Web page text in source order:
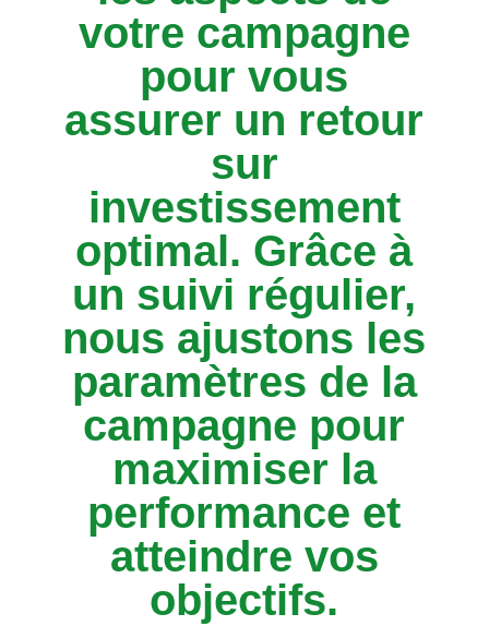
votre campagne
pour vous
assurer un retour
sur
investissement
optimal. Grâce à
un suivi régulier,
nous ajustons les
paramètres de la
campagne pour
maximiser la
performance et
atteindre vos
objectifs.